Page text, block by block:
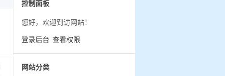
控制面板
您好，欢迎到访网站！
登录后台 查看权限
网站分类